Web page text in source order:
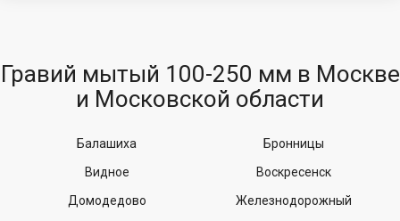
Гравий мытый 100-250 мм в Москве
и Московской области
Балашиха
Бронницы
Видное
Воскресенск
Домодедово
Железнодорожный